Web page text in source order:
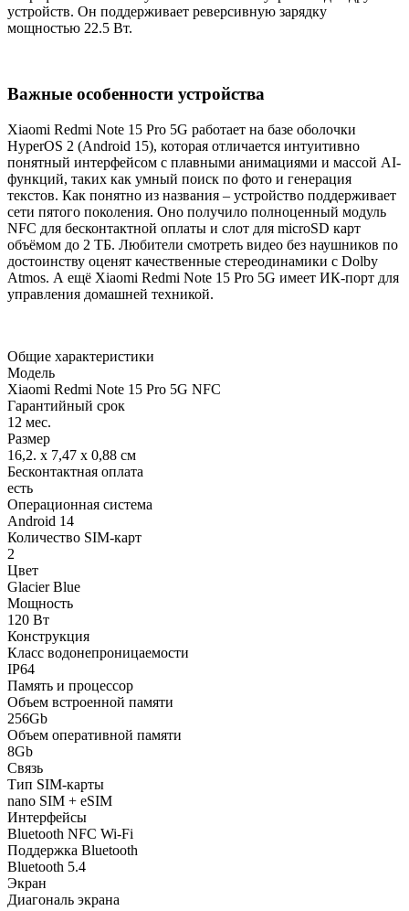
устройств. Он поддерживает реверсивную зарядку
мощностью 22.5 Вт.
Важные особенности устройства
Xiaomi Redmi Note 15 Pro 5G работает на базе оболочки
HyperOS 2 (Android 15), которая отличается интуитивно
понятный интерфейсом с плавными анимациями и массой AI-
функций, таких как умный поиск по фото и генерация
текстов. Как понятно из названия – устройство поддерживает
сети пятого поколения. Оно получило полноценный модуль
NFC для бесконтактной оплаты и слот для microSD карт
объёмом до 2 ТБ. Любители смотреть видео без наушников по
достоинству оценят качественные стереодинамики с Dolby
Atmos. А ещё Xiaomi Redmi Note 15 Pro 5G имеет ИК-порт для
управления домашней техникой.
Общие характеристики
Модель
Xiaomi Redmi Note 15 Pro 5G NFC
Гарантийный срок
12 мес.
Размер
16,2. x 7,47 x 0,88 см
Бесконтактная оплата
есть
Операционная система
Android 14
Количество SIM-карт
2
Цвет
Glacier Blue
Мощность
120 Вт
Конструкция
Класс водонепроницаемости
IP64
Память и процессор
Объем встроенной памяти
256Gb
Объем оперативной памяти
8Gb
Связь
Тип SIM-карты
nano SIM + eSIM
Интерфейсы
Bluetooth NFC Wi-Fi
Поддержка Bluetooth
Bluetooth 5.4
Экран
Диагональ экрана